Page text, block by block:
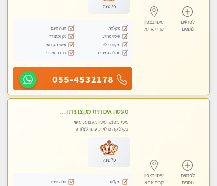
לפרטים
נוספים
עיסוי בצפון
קרית אתא
פלטינה
מקלחת
חניה חינם
עיסוי מרגיע
נקי ומסודר
מקום פרטי
עיסוי מקצועי
תמונה אמיתית
דוברת עיברית
055-4532178
לפרטים
נוספים
עיסוי בצפון
קרית אתא
מעסה איכותית מקצועית ומפנקת. מומלץ !!אבנים חמות
עיסוי מפנק, עיסוי מקצועי, עיסוי
בקלניקה פרטית, עיסוי טנטרה
פלטינה
מקלחת
חניה חינם